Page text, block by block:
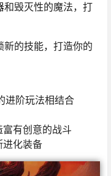
和毁灭性的魔法，打
的技能，打造你的
进阶玩法相结合
有创意的战斗
进化装备